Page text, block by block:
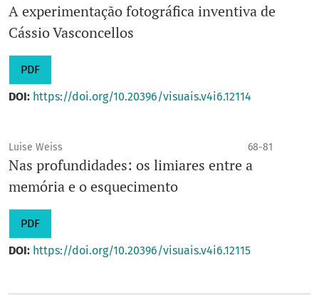
A experimentação fotográfica inventiva de
Cássio Vasconcellos
PDF
DOI: https://doi.org/10.20396/visuais.v4i6.12114
Luise Weiss 68-81
Nas profundidades: os limiares entre a
memória e o esquecimento
PDF
DOI: https://doi.org/10.20396/visuais.v4i6.12115